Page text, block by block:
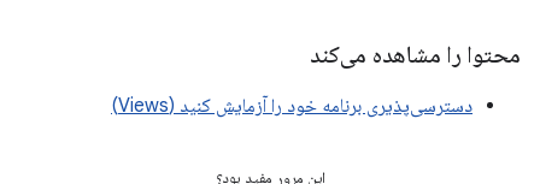
محتوا را مشاهده می‌کند
دسترسی‌پذیری برنامه خود را آزمایش کنید (Views)
این مرور مفید بود؟